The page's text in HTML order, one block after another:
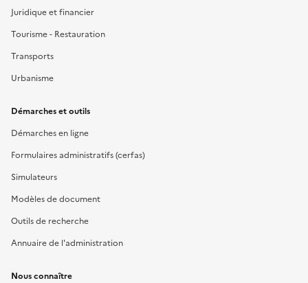
Juridique et financier
Tourisme - Restauration
Transports
Urbanisme
Démarches et outils
Démarches en ligne
Formulaires administratifs (cerfas)
Simulateurs
Modèles de document
Outils de recherche
Annuaire de l'administration
Nous connaître